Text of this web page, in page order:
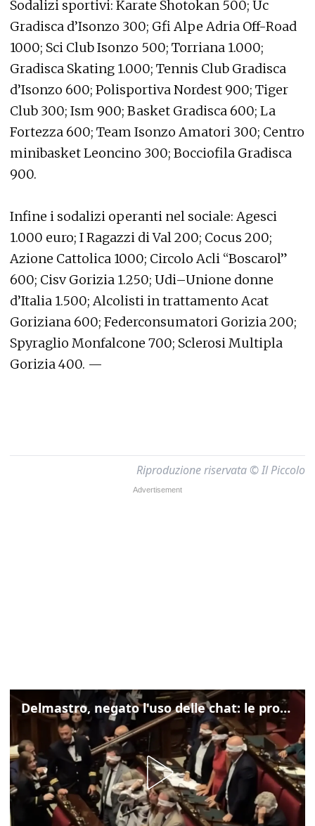
Sodalizi sportivi: Karate Shotokan 500; Uc
Gradisca d’Isonzo 300; Gfi Alpe Adria Off-Road
1000; Sci Club Isonzo 500; Torriana 1.000;
Gradisca Skating 1.000; Tennis Club Gradisca
d’Isonzo 600; Polisportiva Nordest 900; Tiger
Club 300; Ism 900; Basket Gradisca 600; La
Fortezza 600; Team Isonzo Amatori 300; Centro
minibasket Leoncino 300; Bocciofila Gradisca
900.
Infine i sodalizi operanti nel sociale: Agesci
1.000 euro; I Ragazzi di Val 200; Cocus 200;
Azione Cattolica 1000; Circolo Acli “Boscarol”
600; Cisv Gorizia 1.250; Udi–Unione donne
d’Italia 1.500; Alcolisti in trattamento Acat
Goriziana 600; Federconsumatori Gorizia 200;
Spyraglio Monfalcone 700; Sclerosi Multipla
Gorizia 400. —
Riproduzione riservata © Il Piccolo
Delmastro, negato l'uso delle chat: le proteste di Avs e M5s